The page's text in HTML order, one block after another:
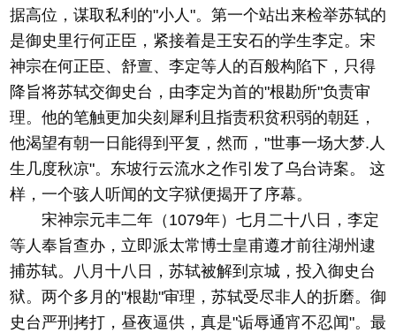
据高位，谋取私利的"小人"。第一个站出来检举苏轼的
是御史里行何正臣，紧接着是王安石的学生李定。宋
神宗在何正臣、舒亶、李定等人的百般构陷下，只得
降旨将苏轼交御史台，由李定为首的"根勘所"负责审
理。他的笔触更加尖刻犀利且指责积贫积弱的朝廷，
他渴望有朝一日能得到平复，然而，"世事一场大梦.人
生几度秋凉"。东坡行云流水之作引发了乌台诗案。 这
样，一个骇人听闻的文字狱便揭开了序幕。
宋神宗元丰二年（1079年）七月二十八日，李定
等人奉旨查办，立即派太常博士皇甫遵才前往湖州逮
捕苏轼。八月十八日，苏轼被解到京城，投入御史台
狱。两个多月的"根勘"审理，苏轼受尽非人的折磨。御
史台严刑拷打，昼夜逼供，真是"诟辱通宵不忍闻"。最